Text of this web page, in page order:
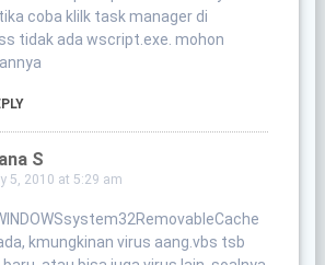
coba klilk task manager di
tidak ada wscript.exe. mohon
S
5, 2010 at 5:29 am
kmungkinan virus aang.vbs tsb